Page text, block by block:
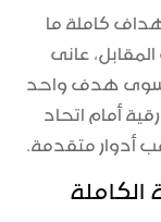
كاملة ما
عانى
سوى هدف واحد
أمام اتحاد
أدوار متقدمة.
الكاملة